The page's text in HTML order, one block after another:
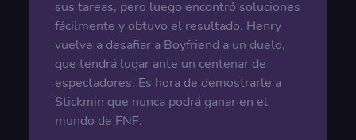
sus tareas, pero luego encontró soluciones
fácilmente y obtuvo el resultado. Henry
vuelve a desafiar a Boyfriend a un duelo,
que tendrá lugar ante un centenar de
espectadores. Es hora de demostrarle a
Stickmin que nunca podrá ganar en el
mundo de FNF.